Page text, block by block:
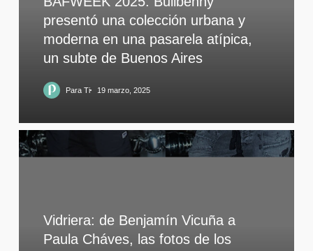
presentó una colección urbana y
moderna en una pasarela atípica,
un subte de Buenos Aires
Para Ti 19 marzo, 2025
Vidriera: de Benjamín Vicuña a
Paula Cháves, las fotos de los